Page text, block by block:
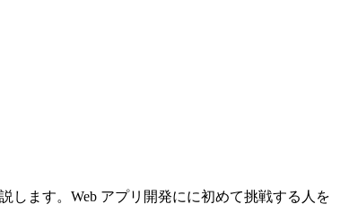
します。Web アプリ開発にに初めて挑戦する人を